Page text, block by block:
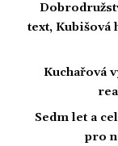
text, Kubišová
Kuchařová
Sedm let a
pro